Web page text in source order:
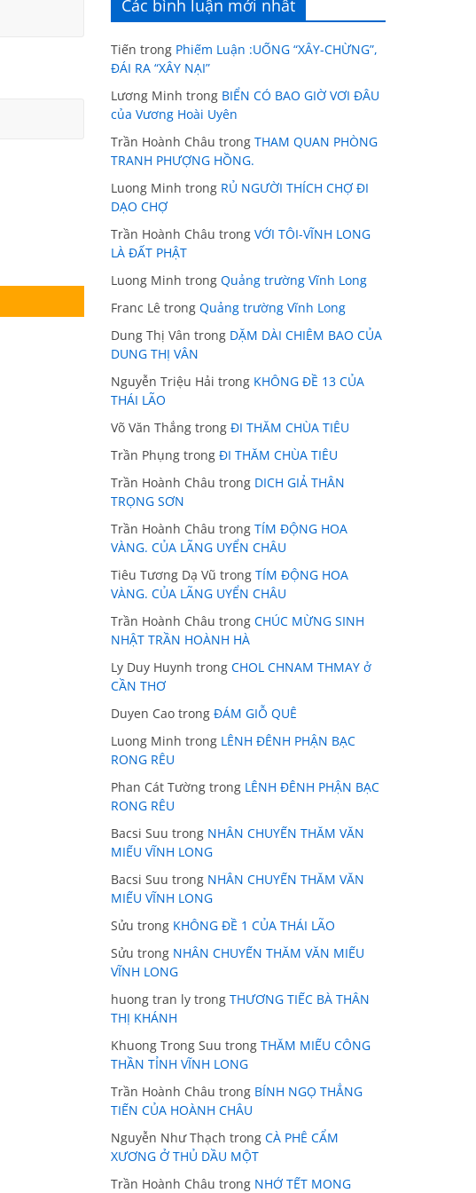
Các bình luận mới nhất
Tiến trong Phiếm Luận :UỐNG “XÂY-CHỪNG”,
ĐÁI RA “XÂY NẠI”
Lương Minh trong BIỂN CÓ BAO GIỜ VƠI ĐÂU
của Vương Hoài Uyên
Trần Hoành Châu trong THAM QUAN PHÒNG
TRANH PHƯỢNG HỒNG.
Luong Minh trong RỦ NGƯỜI THÍCH CHỢ ĐI
DẠO CHỢ
Trần Hoành Châu trong VỚI TÔI-VĨNH LONG
LÀ ĐẤT PHẬT
Luong Minh trong Quảng trường Vĩnh Long
Franc Lê trong Quảng trường Vĩnh Long
Dung Thị Vân trong DẶM DÀI CHIÊM BAO CỦA
DUNG THỊ VÂN
Nguyễn Triệu Hải trong KHÔNG ĐỀ 13 CỦA
THÁI LÃO
Võ Văn Thắng trong ĐI THĂM CHÙA TIÊU
Trần Phụng trong ĐI THĂM CHÙA TIÊU
Trần Hoành Châu trong DICH GIẢ THÂN
TRỌNG SƠN
Trần Hoành Châu trong TÍM ĐỘNG HOA
VÀNG. CỦA LÃNG UYỂN CHÂU
Tiêu Tương Dạ Vũ trong TÍM ĐỘNG HOA
VÀNG. CỦA LÃNG UYỂN CHÂU
Trần Hoành Châu trong CHÚC MỪNG SINH
NHẬT TRẦN HOÀNH HÀ
Ly Duy Huynh trong CHOL CHNAM THMAY ở
CẦN THƠ
Duyen Cao trong ĐÁM GIỖ QUÊ
Luong Minh trong LÊNH ĐÊNH PHẬN BẠC
RONG RÊU
Phan Cát Tường trong LÊNH ĐÊNH PHẬN BẠC
RONG RÊU
Bacsi Suu trong NHÂN CHUYẾN THĂM VĂN
MIẾU VĨNH LONG
Bacsi Suu trong NHÂN CHUYẾN THĂM VĂN
MIẾU VĨNH LONG
Sửu trong KHÔNG ĐỀ 1 CỦA THÁI LÃO
Sửu trong NHÂN CHUYẾN THĂM VĂN MIẾU
VĨNH LONG
huong tran ly trong THƯƠNG TIẾC BÀ THÂN
THỊ KHÁNH
Khuong Trong Suu trong THĂM MIẾU CÔNG
THẦN TỈNH VĨNH LONG
Trần Hoành Châu trong BÍNH NGỌ THẲNG
TIẾN CỦA HOÀNH CHÂU
Nguyễn Như Thạch trong CÀ PHÊ CẨM
XƯƠNG Ở THỦ DẦU MỘT
Trần Hoành Châu trong NHỚ TẾT MONG